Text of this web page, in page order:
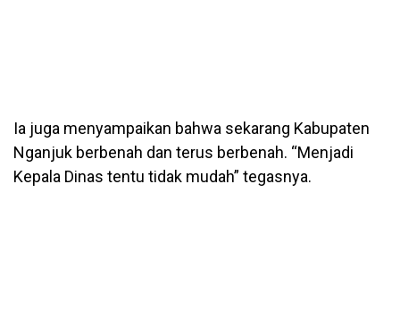
Ia juga menyampaikan bahwa sekarang Kabupaten
Nganjuk berbenah dan terus berbenah. “Menjadi
Kepala Dinas tentu tidak mudah” tegasnya.